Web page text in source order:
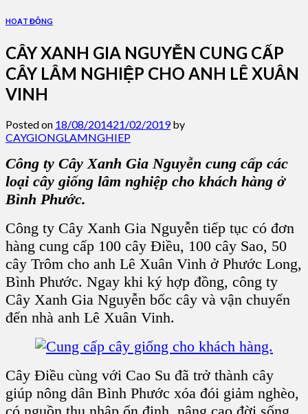
HOẠT ĐỘNG
CÂY XANH GIA NGUYỄN CUNG CẤP
CÂY LÂM NGHIỆP CHO ANH LÊ XUÂN
VINH
Posted on 18/08/201421/02/2019by
CAYGIONGLAMNGHIEP
Công ty Cây Xanh Gia Nguyễn cung cấp các
loại cây giống lâm nghiệp cho khách hàng ở
Bình Phước.
Công ty Cây Xanh Gia Nguyễn tiếp tục có đơn
hàng cung cấp 100 cây Điều, 100 cây Sao, 50
cây Trôm cho anh Lê Xuân Vinh ở Phước Long,
Bình Phước. Ngay khi ký hợp đồng, công ty
Cây Xanh Gia Nguyễn bốc cây và vận chuyển
đến nhà anh Lê Xuân Vinh.
Cây Điều cùng với Cao Su đã trở thành cây
giúp nông dân Bình Phước xóa đói giảm nghèo,